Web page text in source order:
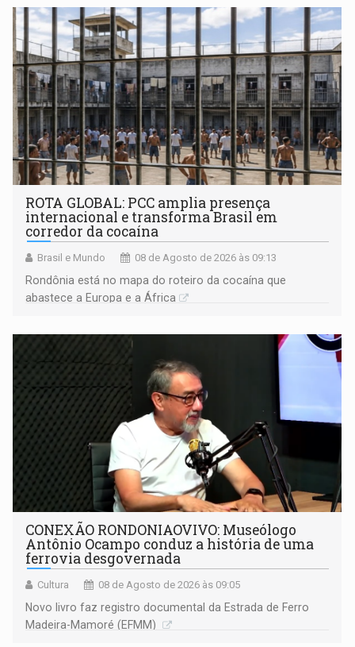
ROTA GLOBAL: PCC amplia presença
internacional e transforma Brasil em
corredor da cocaína
Brasil e Mundo 08 de Agosto de 2026 às 09:13
Rondônia está no mapa do roteiro da cocaína que
abastece a Europa e a África
CONEXÃO RONDONIAOVIVO: Museólogo
Antônio Ocampo conduz a história de uma
ferrovia desgovernada
Cultura 08 de Agosto de 2026 às 09:05
Novo livro faz registro documental da Estrada de Ferro
Madeira-Mamoré (EFMM)